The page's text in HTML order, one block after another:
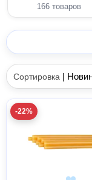
166 товаров
Сортировка |
-22%